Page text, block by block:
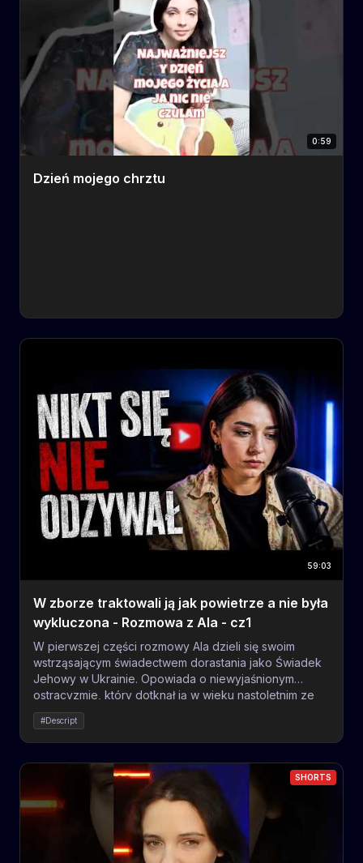
0:59
Dzień mojego chrztu
59:03
W zborze traktowali ją jak powietrze a nie była
wykluczona - Rozmowa z Ala - cz1
W pierwszej części rozmowy Ala dzieli się swoim
wstrząsającym świadectwem dorastania jako Świadek
Jehowy w Ukrainie. Opowiada o niewyjaśnionym
ostracyzmie, który dotknął ją w wieku nastoletnim ze
strony zboru, mimo że nie była wykluczona. To
bolesne odrzucenie było jednym z pierwszych
znaków, że w organizacji brakuje miłości, o której tak
często się mówi. Najbardziej poruszającym momentem
jest wyznanie dotyczące przemocy fizycznej, jakiej
doświadczała podczas zebrań, na wyraźne polecenie
starszych zboru. Zmowa milczenia i brak reakcji
dorosłych pozostawiły w niej głębokie ślady. Ala
opowiada również o wybuchu wojny i braku wsparcia
od członków zboru, co stało w jaskrawym kontraście z
#Descript
SHORTS